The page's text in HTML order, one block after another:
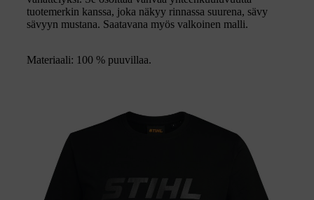
tuotemerkin kanssa, joka näkyy rinnassa suurena, sävy
sävyyn mustana. Saatavana myös valkoinen malli.
Materiaali: 100 % puuvillaa.